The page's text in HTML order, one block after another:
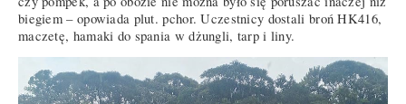
biegiem – opowiada plut. pchor. Uczestnicy dostali broń HK416,
maczetę, hamaki do spania w dżungli, tarp i liny.